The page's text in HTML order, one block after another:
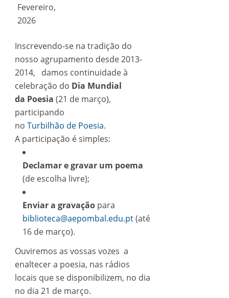
Fevereiro,
2026
Inscrevendo-se na tradição do
nosso agrupamento desde 2013-
2014, damos continuidade à
celebração do Dia Mundial
da Poesia (21 demarço),
participando
no Turbilhão de Poesia.
A participação é simples:
Declamar e gravar um poema
(de escolha livre);
Enviar a gravaçãopara
biblioteca@aepombal.edu.pt(até
16 demarço).
Ouviremos as vossas vozes a
enaltecer a poesia, nas rádios
locais que se disponibilizem, no dia
no dia 21 demarço.